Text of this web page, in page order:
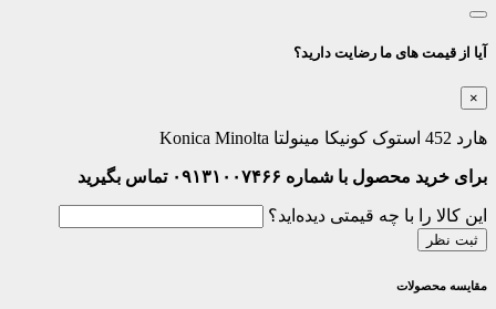
آیا از قیمت های ما رضایت دارید؟
×
هارد 452 استوک کونیکا مینولتا Konica Minolta
برای خرید محصول با شماره ۰۹۱۳۱۰۰۷۴۶۶ تماس بگیرید
این کالا را با چه قیمتی دیده‌اید؟
ثبت نظر
مقایسه محصولات